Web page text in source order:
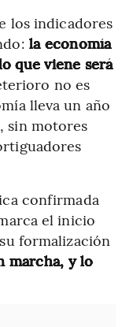
los indicadores
la economía
que viene será
no es
lleva un año
sin motores
confirmada
el inicio
formalización
marcha, y lo